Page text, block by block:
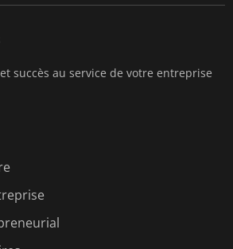
succès au service de votre entreprise